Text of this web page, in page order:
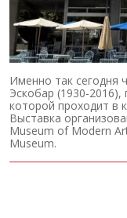
Именно так сегодня
Эскобар (1930-2016),
которой проходит в
Выставка
Museum of Modern
Museum.